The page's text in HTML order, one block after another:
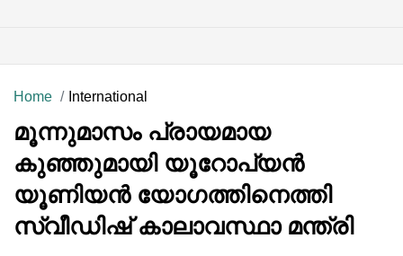
Home International
മൂന്നുമാസം പ്രായമായ
കുഞ്ഞുമായി യൂറോപ്യൻ
യൂണിയൻ യോഗത്തിനെത്തി
സ്വീഡിഷ് കാലാവസ്ഥാ മന്ത്രി